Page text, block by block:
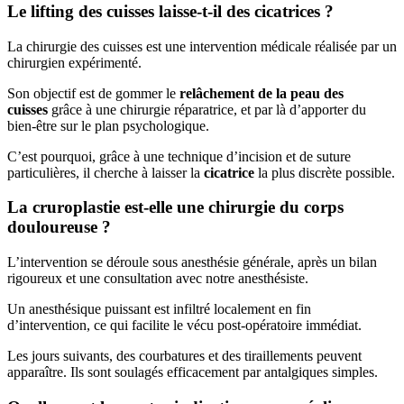
Le lifting des cuisses laisse-t-il des cicatrices ?
La chirurgie des cuisses est une intervention médicale réalisée par un
chirurgien expérimenté.
Son objectif est de gommer le relâchement de la peau des
cuisses grâce à une chirurgie réparatrice, et par là d’apporter du
bien-être sur le plan psychologique.
C’est pourquoi, grâce à une technique d’incision et de suture
particulières, il cherche à laisser la cicatrice la plus discrète possible.
La cruroplastie est-elle une chirurgie du corps
douloureuse ?
L’intervention se déroule sous anesthésie générale, après un bilan
rigoureux et une consultation avec notre anesthésiste.
Un anesthésique puissant est infiltré localement en fin
d’intervention, ce qui facilite le vécu post-opératoire immédiat.
Les jours suivants, des courbatures et des tiraillements peuvent
apparaître. Ils sont soulagés efficacement par antalgiques simples.